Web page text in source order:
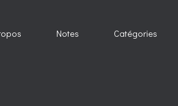
Notes Catégories